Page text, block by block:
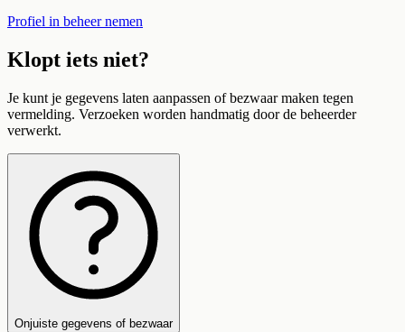
Profiel in beheer nemen
Klopt iets niet?
Je kunt je gegevens laten aanpassen of bezwaar maken tegen
vermelding. Verzoeken worden handmatig door de beheerder
verwerkt.
Onjuiste gegevens of bezwaar